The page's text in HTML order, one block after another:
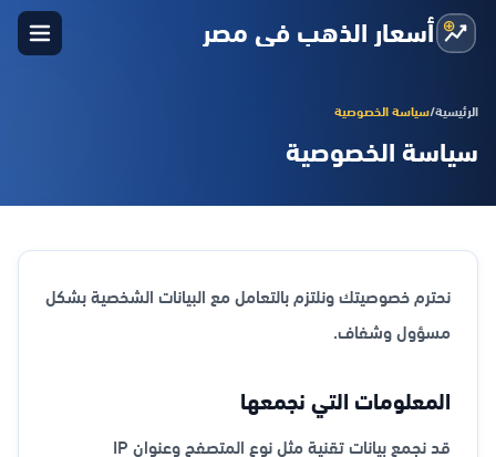
أسعار الذهب في مصر
الرئيسية/سياسة الخصوصية
سياسة الخصوصية
نحترم خصوصيتك ونلتزم بالتعامل مع البيانات الشخصية بشكل
مسؤول وشفاف.
المعلومات التي نجمعها
قد نجمع بيانات تقنية مثل نوع المتصفح وعنوان IP